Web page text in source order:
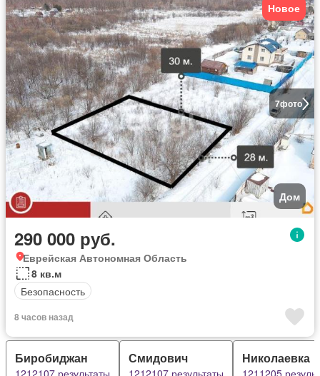
7фото
Новое
Дом
290 000 руб.
Еврейская Автономная Область
8 кв.м
Безопасность
8 часов назад
Биробиджан
1212107 результаты
Смидович
1212107 результаты
Николаевка
1211205